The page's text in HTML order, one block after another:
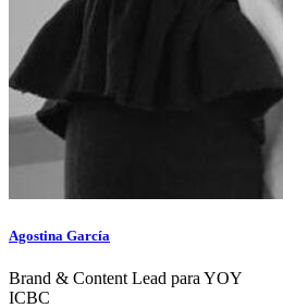
Agostina García
Brand & Content Lead para YOY
ICBC